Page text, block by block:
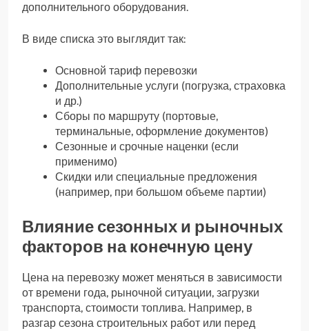
дополнительного оборудования.
В виде списка это выглядит так:
Основной тариф перевозки
Дополнительные услуги (погрузка, страховка
и др.)
Сборы по маршруту (портовые,
терминальные, оформление документов)
Сезонные и срочные наценки (если
применимо)
Скидки или специальные предложения
(например, при большом объеме партии)
Влияние сезонных и рыночных
факторов на конечную цену
Цена на перевозку может меняться в зависимости
от времени года, рыночной ситуации, загрузки
транспорта, стоимости топлива. Например, в
разгар сезона строительных работ или перед